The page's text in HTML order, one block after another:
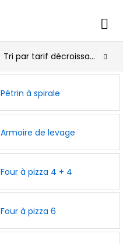
Tri par tarif décroissant
Pétrin à spirale
Armoire de levage
Four à pizza 4 + 4
Four à pizza 6